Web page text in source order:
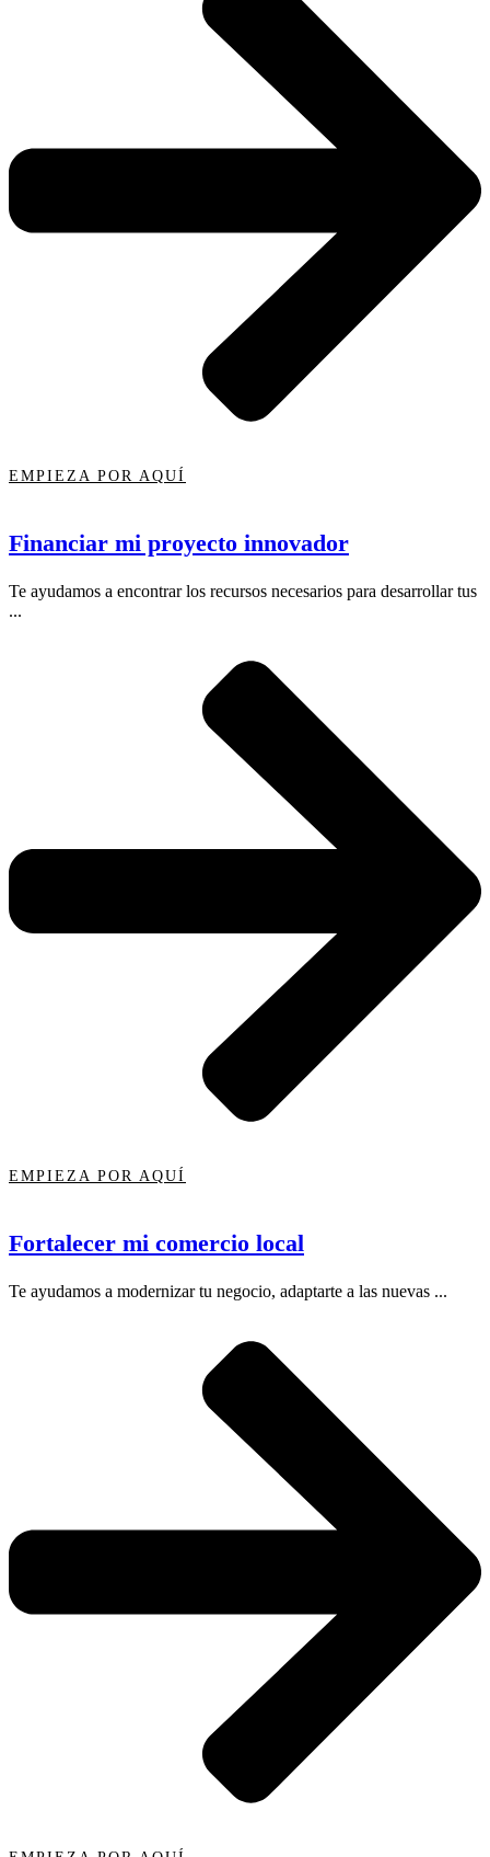
EMPIEZA POR AQUÍ
Financiar mi proyecto innovador
Te ayudamos a encontrar los recursos necesarios para desarrollar tus
...
EMPIEZA POR AQUÍ
Fortalecer mi comercio local
Te ayudamos a modernizar tu negocio, adaptarte a las nuevas ...